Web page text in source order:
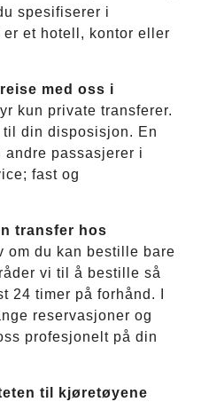
spesifiserer i
et hotell, kontor eller
med oss i
kun private transferer.
din disposisjon. En
andre passasjerer i
fast og
transfer hos
om du kan bestille bare
vi til å bestille så
24 timer på forhånd. I
reservasjoner og
profesjonelt på din
til kjøretøyene